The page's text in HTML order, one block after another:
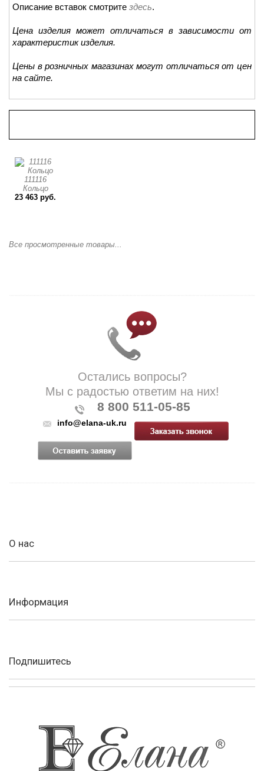
Описание вставок смотрите здесь.
Цена изделия может отличаться в зависимости от
характеристик изделия.
Цены в розничных магазинах могут отличаться от цен
на сайте.
111116
Кольцо
23 463 руб.
Все просмотренные товары...
Остались вопросы?
Мы с радостью ответим на них!
8 800 511-05-85
info@elana-uk.ru
О нас
Информация
Подпишитесь